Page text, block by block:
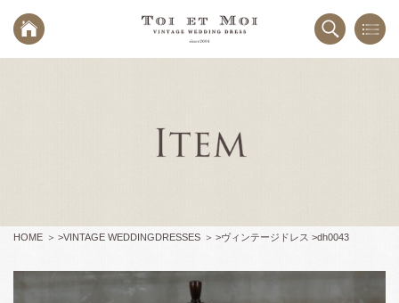
HOME >VINTAGE WEDDINGDRESSES >ヴィンテージドレス >dh0043